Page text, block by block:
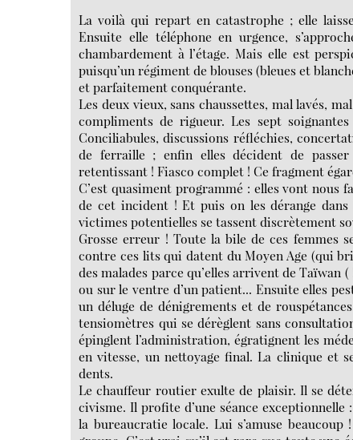
La voilà qui repart en catastrophe ; elle
Ensuite elle téléphone en urgence,
chambardement à l’étage. Mais elle est
puisqu’un régiment de blouses (bleues et
et parfaitement conquérante.
Les deux vieux, sans chaussettes, mal lavés,
compliments de rigueur. Les sept
Conciliabules, discussions réfléchies,
de ferraille ; enfin elles décident de passer
retentissant ! Fiasco complet ! Ce fragment
C’est quasiment programmé : elles vont nous
de cet incident ! Et puis on les dérange
victimes potentielles se tassent discrètement
Grosse erreur ! Toute la bile de ces femmes
contre ces lits qui datent du Moyen Age (qui
des malades parce qu’elles arrivent de Taïwan
ou sur le ventre d’un patient... Ensuite elles
un déluge de dénigrements et de
tensiomètres qui se dérèglent sans
épinglent l’administration, égratignent les
en vitesse, un nettoyage final. La clinique et
dents.
Le chauffeur routier exulte de plaisir. Il se
civisme. Il profite d’une séance
la bureaucratie locale. Lui s’amuse